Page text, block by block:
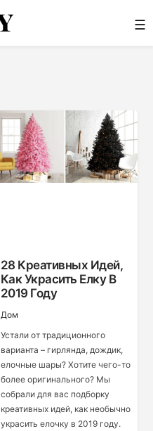
☰
28 Креативных Идей,
Как Украсить Елку В
2019 Году
Дом
Устали от традиционного
варианта – гирлянда, дождик,
елочные шары? Хотите чего-то
более оригинального? Мы
собрали для вас подборку
креативных идей, как необычно
украсить елочку в 2019 году.